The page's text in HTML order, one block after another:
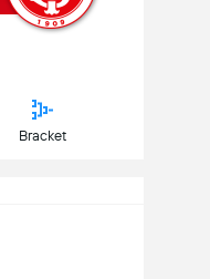
Bracket